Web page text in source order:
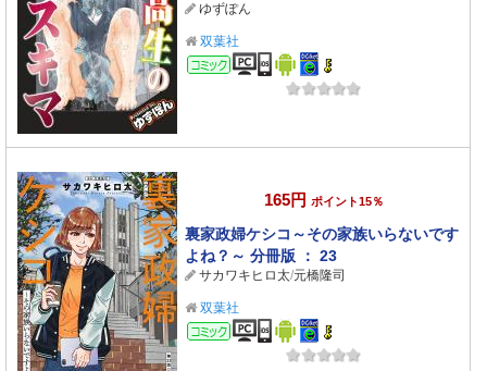
ゆずぽん
双葉社
コミック
165円 ポイント15％
裏家政婦ケシコ～その家族いらないです
よね？～ 分冊版 ： 23
サカワキヒロ太/元橋隆司
双葉社
コミック